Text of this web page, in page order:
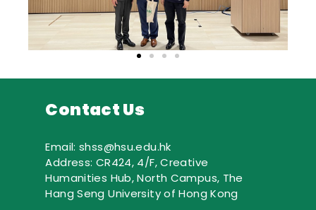
Contact Us
Email: shss@hsu.edu.hk
Address: CR424, 4/F, Creative
Humanities Hub, North Campus, The
Hang Seng University of Hong Kong